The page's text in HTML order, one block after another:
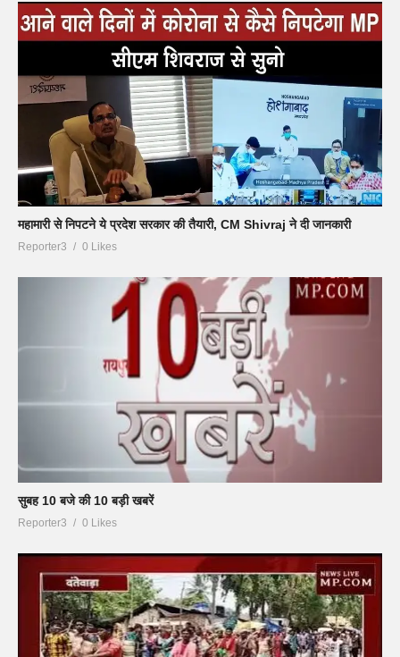
महामारी से निपटने ये प्रदेश सरकार की तैयारी, CM Shivraj ने दी जानकारी
Reporter3 0 Likes
सुबह 10 बजे की 10 बड़ी खबरें
Reporter3 0 Likes